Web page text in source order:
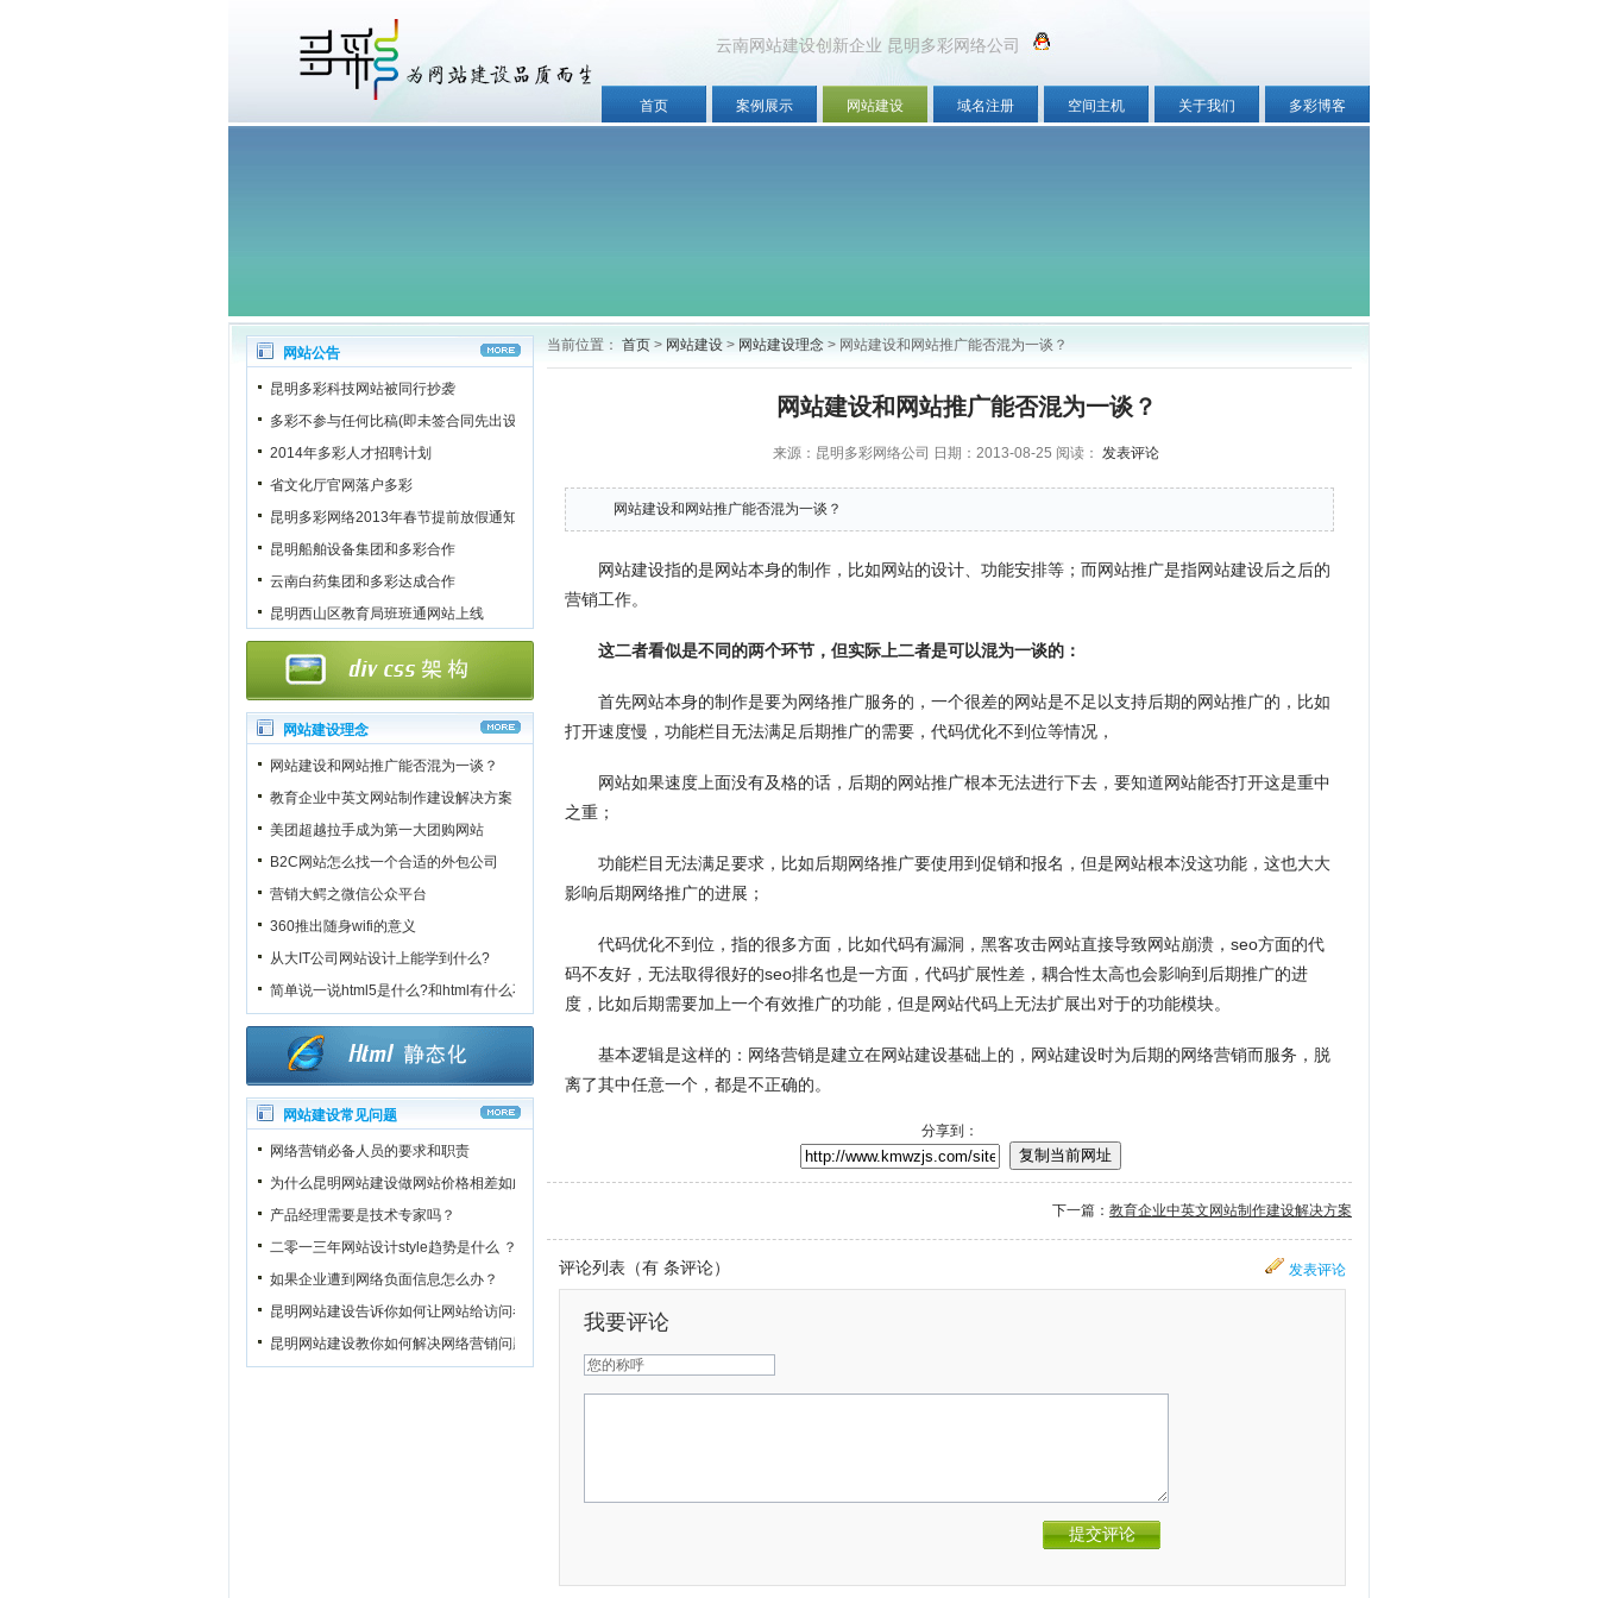
云南网站建设创新企业 昆明多彩网络公司
首页 案例展示 网站建设 域名注册 空间主机 关于我们 多彩博客
网站公告
昆明多彩科技网站被同行抄袭
多彩不参与任何比稿(即未签合同先出设计稿)
2014年多彩人才招聘计划
省文化厅官网落户多彩
昆明多彩网络2013年春节提前放假通知
昆明船舶设备集团和多彩合作
云南白药集团和多彩达成合作
昆明西山区教育局班班通网站上线
网站建设理念
网站建设和网站推广能否混为一谈？
教育企业中英文网站制作建设解决方案
美团超越拉手成为第一大团购网站
B2C网站怎么找一个合适的外包公司
营销大鳄之微信公众平台
360推出随身wifi的意义
从大IT公司网站设计上能学到什么?
简单说一说html5是什么?和html有什么不一样?
网站建设常见问题
网络营销必备人员的要求和职责
为什么昆明网站建设做网站价格相差如此之大？
产品经理需要是技术专家吗？
二零一三年网站设计style趋势是什么 ？
如果企业遭到网络负面信息怎么办？
昆明网站建设告诉你如何让网站给访问者一个良好的第一印象
昆明网站建设教你如何解决网络营销问题
当前位置： 首页 > 网站建设 > 网站建设理念 > 网站建设和网站推广能否混为一谈？
网站建设和网站推广能否混为一谈？
来源：昆明多彩网络公司 日期：2013-08-25 阅读： 发表评论
网站建设和网站推广能否混为一谈？
网站建设指的是网站本身的制作，比如网站的设计、功能安排等；而网站推广是指网站建设后之后的
营销工作。
这二者看似是不同的两个环节，但实际上二者是可以混为一谈的：
首先网站本身的制作是要为网络推广服务的，一个很差的网站是不足以支持后期的网站推广的，比如
打开速度慢，功能栏目无法满足后期推广的需要，代码优化不到位等情况，
网站如果速度上面没有及格的话，后期的网站推广根本无法进行下去，要知道网站能否打开这是重中
之重；
功能栏目无法满足要求，比如后期网络推广要使用到促销和报名，但是网站根本没这功能，这也大大
影响后期网络推广的进展；
代码优化不到位，指的很多方面，比如代码有漏洞，黑客攻击网站直接导致网站崩溃，seo方面的代
码不友好，无法取得很好的seo排名也是一方面，代码扩展性差，耦合性太高也会影响到后期推广的进
度，比如后期需要加上一个有效推广的功能，但是网站代码上无法扩展出对于的功能模块。
基本逻辑是这样的：网络营销是建立在网站建设基础上的， 网站建设时为后期的网络营销而服务，脱
离了其中任意一个，都是不正确的。
分享到：
复制当前网址
下一篇： 教育企业中英文网站制作建设解决方案
发表评论
评论列表（有 条评论）
我要评论